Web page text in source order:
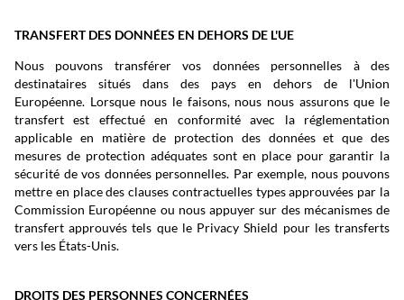
TRANSFERT DES DONNÉES EN DEHORS DE L'UE
Nous pouvons transférer vos données personnelles à des
destinataires situés dans des pays en dehors de l'Union
Européenne. Lorsque nous le faisons, nous nous assurons que le
transfert est effectué en conformité avec la réglementation
applicable en matière de protection des données et que des
mesures de protection adéquates sont en place pour garantir la
sécurité de vos données personnelles. Par exemple, nous pouvons
mettre en place des clauses contractuelles types approuvées par la
Commission Européenne ou nous appuyer sur des mécanismes de
transfert approuvés tels que le Privacy Shield pour les transferts
vers les États-Unis.
DROITS DES PERSONNES CONCERNÉES